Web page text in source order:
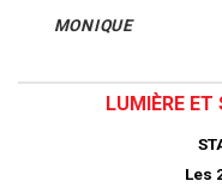
MONIQUE
LUMIÈRE
Les